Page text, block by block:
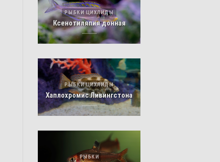
РЫБКИ ЦИХЛИДЫ
Ксенотиляпия донная
РЫБКИ ЦИХЛИДЫ
Хаплохромис Ливингстона
РЫБКИ